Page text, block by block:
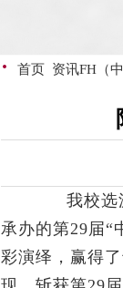
· 首页 资讯FH（
我校选
承办的第29届“
彩演绎，赢得